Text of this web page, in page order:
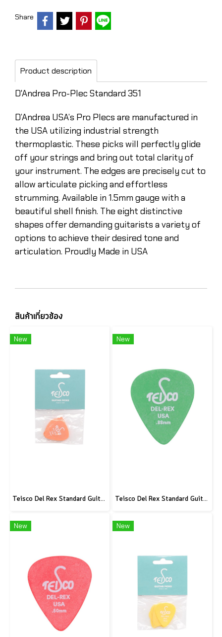
Share
Product description
D'Andrea Pro-Plec Standard 351
D’Andrea USA’s Pro Plecs are manufactured in
the USA utilizing industrial strength
thermoplastic. These picks will perfectly glide
off your strings and bring out total clarity of
your instrument. The edges are precisely cut to
allow articulate picking and effortless
strumming. Available in 1.5mm gauge with a
beautiful shell finish. The eight distinctive
shapes offer demanding guitarists a variety of
options to achieve their desired tone and
articulation. Proudly Made in USA
สินค้าเกี่ยวข้อง
New
Teisco Del Rex Standard Guitar Pick, .60mm, 6-Pick Pack
New
Teisco Del Rex Standard Guitar Pick, .88mm, 6-Pick Pack
New New